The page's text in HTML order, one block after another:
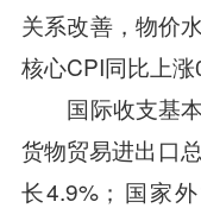
关系改善，物价
核心CPI同比上涨
国际收支基本
货物贸易进出口
长4.9%；国家